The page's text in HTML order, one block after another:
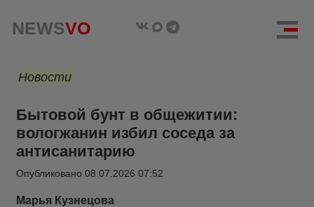
NEWSVO
Новости
Бытовой бунт в общежитии:
вологжанин избил соседа за
антисанитарию
Опубликовано 08.07.2026 07:52
Марья Кузнецова